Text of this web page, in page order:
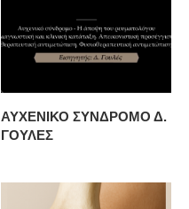
ΑΥΧΕΝΙΚΟ ΣΥΝΔΡΟΜΟ Δ.
ΓΟΥΛΕΣ